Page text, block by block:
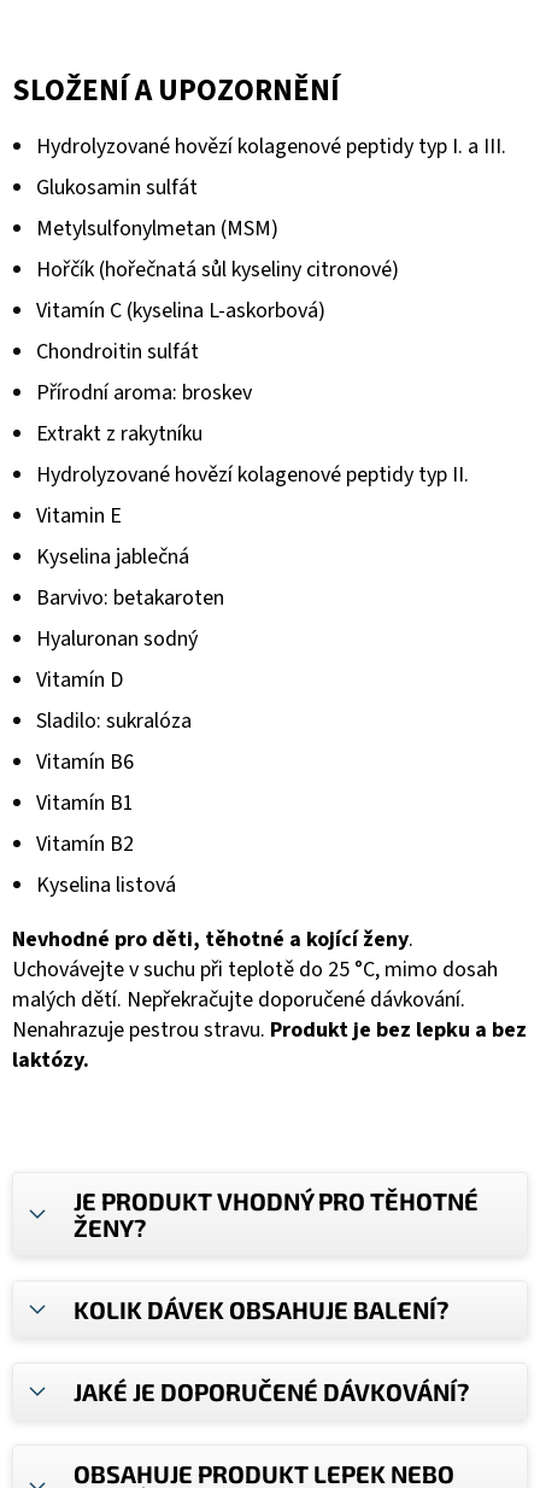
SLOŽENÍ A UPOZORNĚNÍ
Hydrolyzované hovězí kolagenové peptidy typ I. a III.
Glukosamin sulfát
Metylsulfonylmetan (MSM)
Hořčík (hořečnatá sůl kyseliny citronové)
Vitamín C (kyselina L-askorbová)
Chondroitin sulfát
Přírodní aroma: broskev
Extrakt z rakytníku
Hydrolyzované hovězí kolagenové peptidy typ II.
Vitamin E
Kyselina jablečná
Barvivo: betakaroten
Hyaluronan sodný
Vitamín D
Sladilo: sukralóza
Vitamín B6
Vitamín B1
Vitamín B2
Kyselina listová
Nevhodné pro děti, těhotné a kojící ženy.
Uchovávejte v suchu při teplotě do 25 °C, mimo dosah
malých dětí. Nepřekračujte doporučené dávkování.
Nenahrazuje pestrou stravu. Produkt je bez lepku a bez
laktózy.
JE PRODUKT VHODNÝ PRO TĚHOTNÉ
ŽENY?
KOLIK DÁVEK OBSAHUJE BALENÍ?
JAKÉ JE DOPORUČENÉ DÁVKOVÁNÍ?
OBSAHUJE PRODUKT LEPEK NEBO